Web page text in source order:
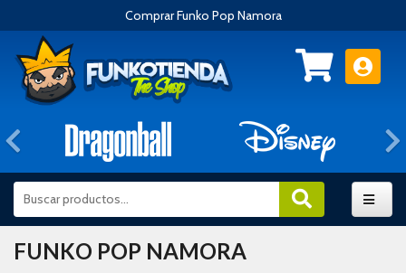
Comprar Funko Pop Namora
Anterior
FUNKO POP NAMORA